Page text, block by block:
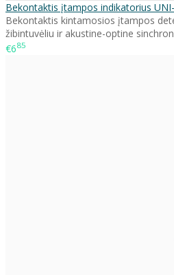
Bekontaktis įtampos indikatorius
Bekontaktis kintamosios įtampos
žibintuvėliu ir akustine-optine
€685